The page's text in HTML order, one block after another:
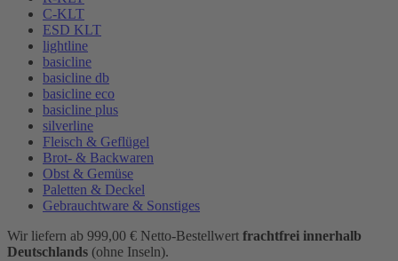
C-KLT
ESD KLT
lightline
basicline
basicline db
basicline eco
basicline plus
silverline
Fleisch & Geflügel
Brot- & Backwaren
Obst & Gemüse
Paletten & Deckel
Gebrauchtware & Sonstiges
Wir liefern ab 999,00 € Netto-Bestellwert frachtfrei innerhalb
Deutschlands (ohne Inseln).